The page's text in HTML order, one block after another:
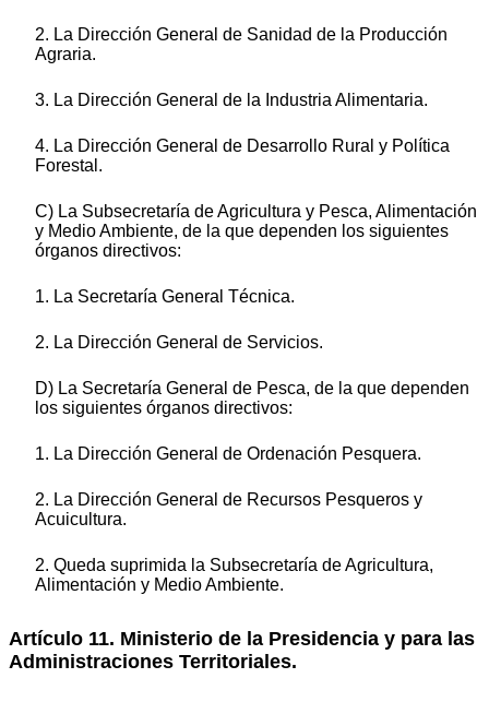
2. La Dirección General de Sanidad de la Producción
Agraria.
3. La Dirección General de la Industria Alimentaria.
4. La Dirección General de Desarrollo Rural y Política
Forestal.
C) La Subsecretaría de Agricultura y Pesca, Alimentación
y Medio Ambiente, de la que dependen los siguientes
órganos directivos:
1. La Secretaría General Técnica.
2. La Dirección General de Servicios.
D) La Secretaría General de Pesca, de la que dependen
los siguientes órganos directivos:
1. La Dirección General de Ordenación Pesquera.
2. La Dirección General de Recursos Pesqueros y
Acuicultura.
2. Queda suprimida la Subsecretaría de Agricultura,
Alimentación y Medio Ambiente.
Artículo 11. Ministerio de la Presidencia y para las
Administraciones Territoriales.